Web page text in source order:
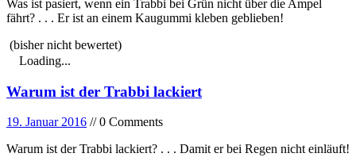
Was ist pasiert, wenn ein Trabbi bei Grün nicht über die Ampel
fährt? . . . Er ist an einem Kaugummi kleben geblieben!
(bisher nicht bewertet)
Loading...
Warum ist der Trabbi lackiert
19. Januar 2016 // 0 Comments
Warum ist der Trabbi lackiert? . . . Damit er bei Regen nicht einläuft!